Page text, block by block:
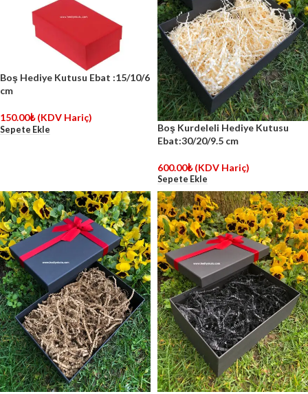
Boş Hediye Kutusu Ebat :15/10/6
cm
150.00₺ (KDV Hariç)
Sepete Ekle
Boş Kurdeleli Hediye Kutusu
Ebat:30/20/9.5 cm
600.00₺ (KDV Hariç)
Sepete Ekle